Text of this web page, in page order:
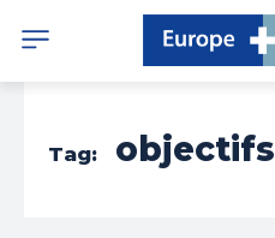
Tag: objectifs